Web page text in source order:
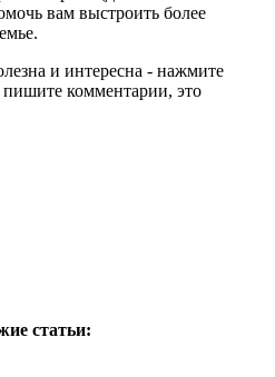
вам выстроить более
и интересна - нажмите
комментарии, это
статьи: